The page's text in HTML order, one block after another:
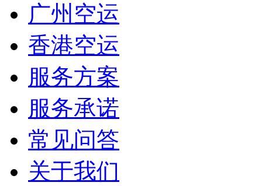
广州空运
香港空运
服务方案
服务承诺
常见问答
关于我们